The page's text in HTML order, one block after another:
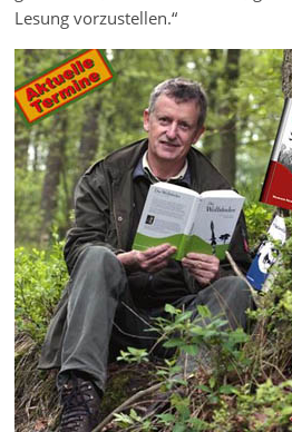
Lesung vorzustellen.“